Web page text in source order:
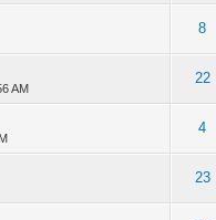
8
AM
22
4
23